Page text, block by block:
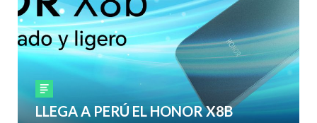
Smartphones
LLEGA A PERÚ EL HONOR X8B